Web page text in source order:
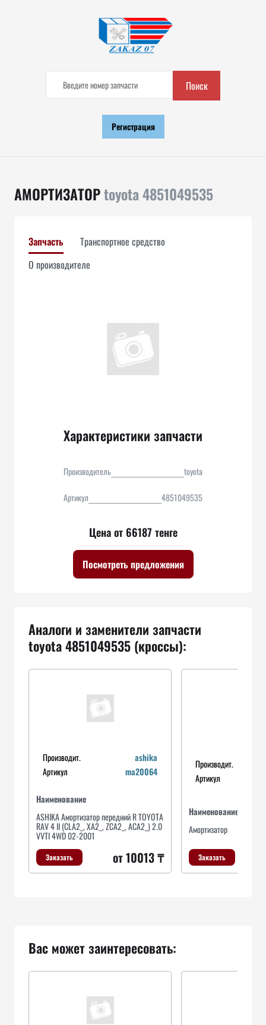
Поиск
Регистрация
АМОРТИЗАТОРtoyota 4851049535
Запчасть
Транспортное средство
О производителе
Характеристики запчасти
Производитель toyota
Артикул 4851049535
Цена от 66187 тенге
Посмотреть предложения
Аналоги и заменители запчасти
toyota 4851049535 (кроссы):
Производит.
ashika
Артикул
ma20064
Наименование
ASHIKA Амортизатор передний R TOYOTA
RAV 4 II (CLA2_, XA2_, ZCA2_, ACA2_) 2.0
VVTI 4WD 02-2001
Заказать от 10013 ₸
Производит.
Артикул
Наименование
Амортизатор
Заказать
Вас может заинтересовать: